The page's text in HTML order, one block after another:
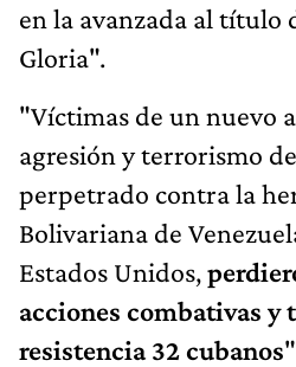
en la avanzada al título
Gloria".
"Víctimas de un nuevo
agresión y terrorismo
perpetrado contra la
Bolivariana de
Estados Unidos,
acciones combativas y
resistencia 32 cubanos